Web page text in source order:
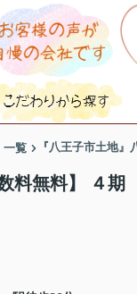
一覧 『八王子市土地』
料無料】 ４期